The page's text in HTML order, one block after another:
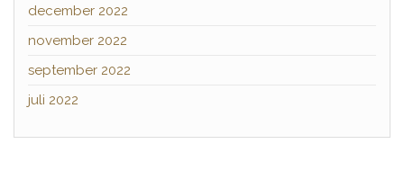
december 2022
november 2022
september 2022
juli 2022